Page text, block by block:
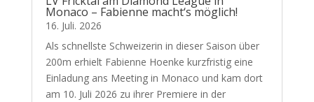
Monaco – Fabienne macht‘s möglich!
16. Juli. 2026
Als schnellste Schweizerin in dieser Saison über
200m erhielt Fabienne Hoenke kurzfristig eine
Einladung ans Meeting in Monaco und kam dort
am 10. Juli 2026 zu ihrer Premiere in der